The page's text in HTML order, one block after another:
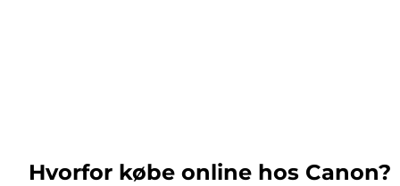
Hvorfor købe online hos Canon?